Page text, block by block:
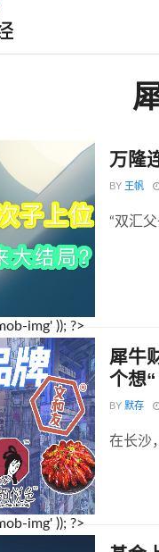
img' )); ?>
万隆
BY 王帆
“双汇
img' )); ?>
犀牛
个想
BY 默存
在长沙